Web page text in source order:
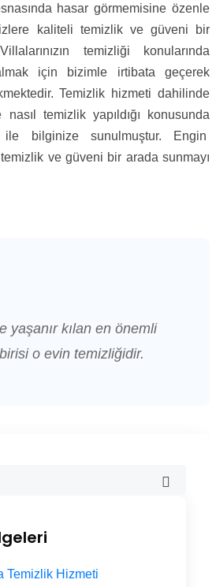
hasar görmemisine özenle
kaliteli temizlik ve güveni bir
temizliği konularında
için bizimle irtibata geçerek
Temizlik hizmeti dahilinde
nasıl temizlik yapıldığı konusunda
ile bilginize sunulmuştur. Engin
ve güveni bir arada sunmayı
yaşanır kılan en önemli
o evin temizliğidir.
Temizlik Hizmeti